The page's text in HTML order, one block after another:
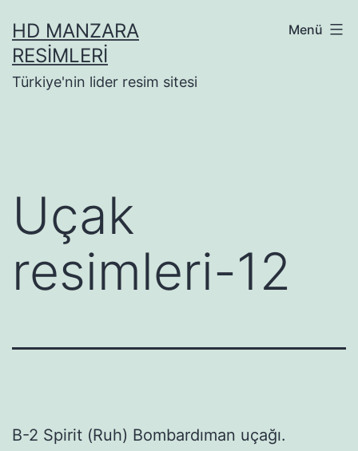
geçHD MANZARA
RESIMLERI
Türkiye'nin lider resim sitesi
Menü
Uçak
resimleri-12
B-2 Spirit (Ruh) Bombardıman uçağı.